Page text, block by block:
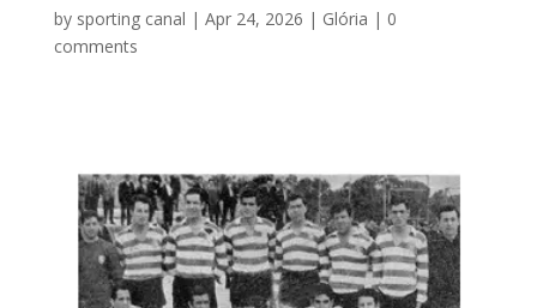
by sporting canal | Apr 24, 2026 | Glória | 0
comments